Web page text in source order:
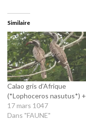
Similaire
Calao gris d’Afrique
(*Lophoceros nasutus*) +
17 mars 1047
Dans "FAUNE"